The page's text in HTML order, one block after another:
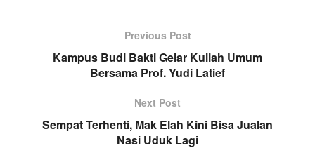
Previous Post
Kampus Budi Bakti Gelar Kuliah Umum
Bersama Prof. Yudi Latief
Next Post
Sempat Terhenti, Mak Elah Kini Bisa Jualan
Nasi Uduk Lagi